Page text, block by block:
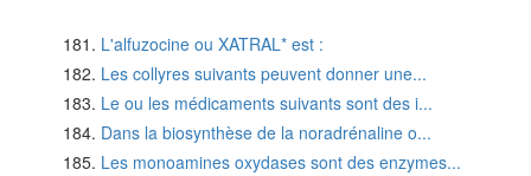
L'alfuzocine ou XATRAL* est :
Les collyres suivants peuvent donner une...
Le ou les médicaments suivants sont des i...
Dans la biosynthèse de la noradrénaline o...
Les monoamines oxydases sont des enzymes...